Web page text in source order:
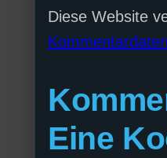
Diese Website
Eine